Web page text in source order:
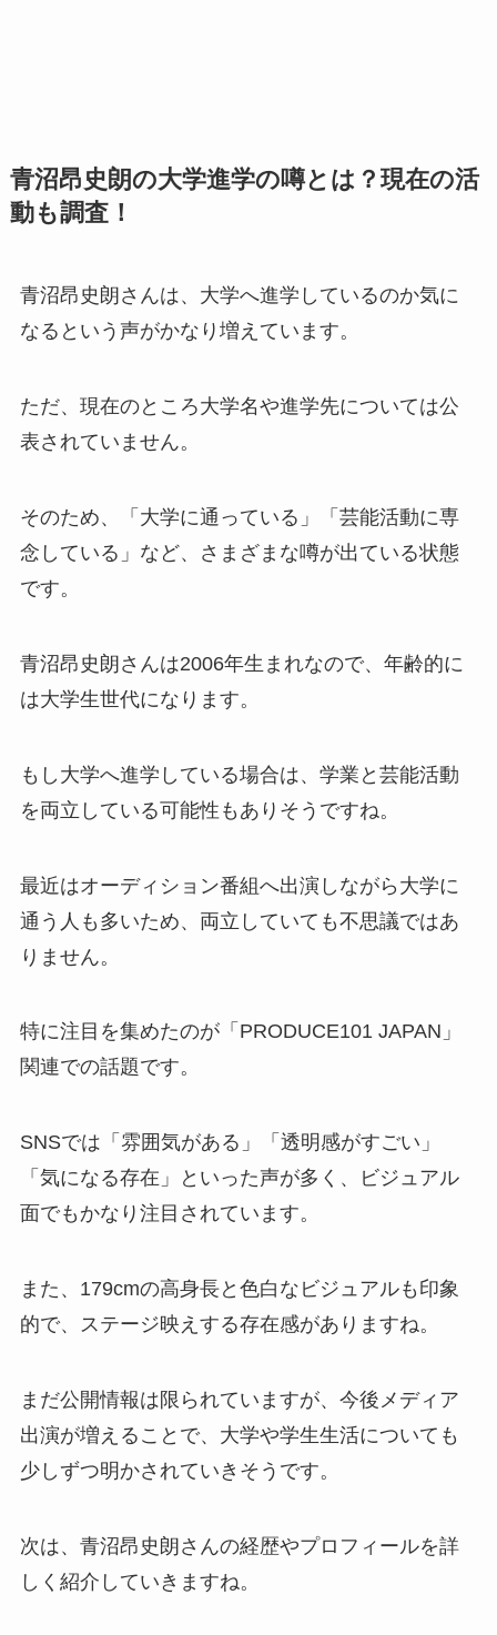
青沼昂史朗の大学進学の噂とは？現在の活
動も調査！
青沼昂史朗さんは、大学へ進学しているのか気に
なるという声がかなり増えています。
ただ、現在のところ大学名や進学先については公
表されていません。
そのため、「大学に通っている」「芸能活動に専
念している」など、さまざまな噂が出ている状態
です。
青沼昂史朗さんは2006年生まれなので、年齢的に
は大学生世代になります。
もし大学へ進学している場合は、学業と芸能活動
を両立している可能性もありそうですね。
最近はオーディション番組へ出演しながら大学に
通う人も多いため、両立していても不思議ではあ
りません。
特に注目を集めたのが「PRODUCE101 JAPAN」
関連での話題です。
SNSでは「雰囲気がある」「透明感がすごい」
「気になる存在」といった声が多く、ビジュアル
面でもかなり注目されています。
また、179cmの高身長と色白なビジュアルも印象
的で、ステージ映えする存在感がありますね。
まだ公開情報は限られていますが、今後メディア
出演が増えることで、大学や学生生活についても
少しずつ明かされていきそうです。
次は、青沼昂史朗さんの経歴やプロフィールを詳
しく紹介していきますね。